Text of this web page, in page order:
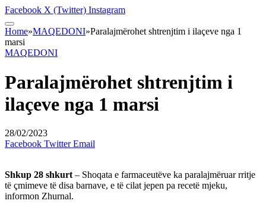
Facebook X (Twitter) Instagram
Home»MAQEDONI»Paralajmërohet shtrenjtim i ilaçeve nga 1
marsi
MAQEDONI
Paralajmërohet shtrenjtim i
ilaçeve nga 1 marsi
28/02/2023
Facebook Twitter Email
Shkup 28 shkurt – Shoqata e farmaceutëve ka paralajmëruar rritje
të çmimeve të disa barnave, e të cilat jepen pa recetë mjeku,
informon Zhurnal.